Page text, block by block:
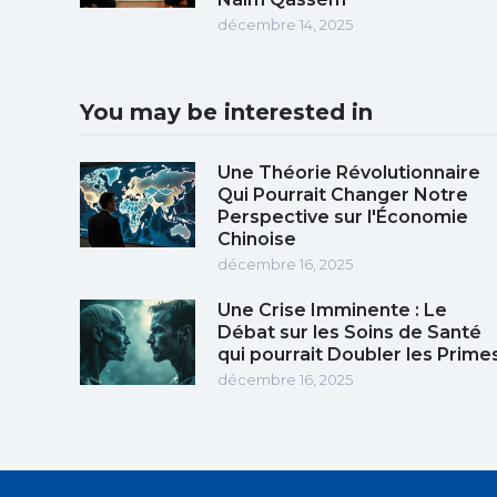
décembre 14, 2025
You may be interested in
Une Théorie Révolutionnaire
Qui Pourrait Changer Notre
Perspective sur l'Économie
Chinoise
décembre 16, 2025
Une Crise Imminente : Le
Débat sur les Soins de Santé
qui pourrait Doubler les
décembre 16, 2025